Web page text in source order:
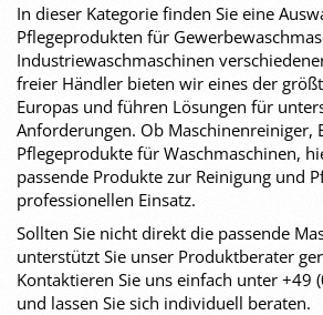
In dieser Kategorie finden Sie eine
Pflegeprodukten für
Industriewaschmaschinen
freier Händler bieten wir eines der
Europas und führen Lösungen für
Anforderungen. Ob Maschinenreiniger,
Pflegeprodukte für Waschmaschinen,
passende Produkte zur Reinigung und
professionellen Einsatz.
Sollten Sie nicht direkt die passende
unterstützt Sie unser Produktberater
Kontaktieren Sie uns einfach unter +49
und lassen Sie sich individuell beraten.